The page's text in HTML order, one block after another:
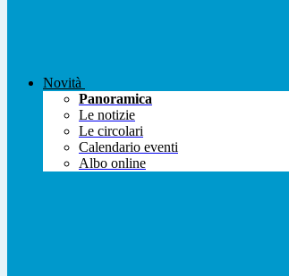
Novità
Panoramica
Le notizie
Le circolari
Calendario eventi
Albo online